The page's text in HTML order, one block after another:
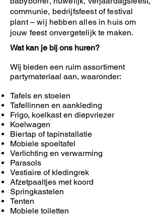
communie, bedrijfsfeest of festival
plant – wij hebben alles in huis om
jouw feest onvergetelijk te maken.
Wat kan je bij ons huren?
Wij bieden een ruim assortiment
partymateriaal aan, waaronder:
Tafels en stoelen
Tafellinnen en aankleding
Frigo, koelkast en diepvriezer
Koelwagen
Biertap of tapinstallatie
Mobiele spoeltafel
Verlichting en verwarming
Parasols
Vestiaire of kledingrek
Afzetpaaltjes met koord
Springkastelen
Tenten
Mobiele toiletten